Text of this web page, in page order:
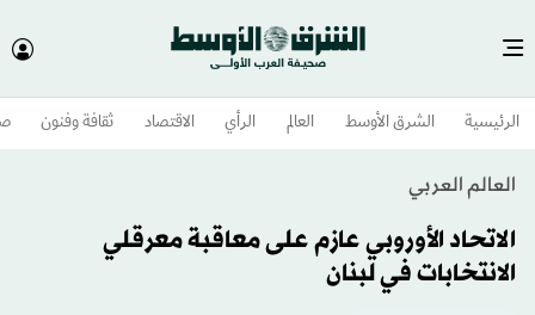
الرئيسية الشرق الأوسط​ العالم الرأي الاقتصاد ثقافة وفنون
العالم العربي
الاتحاد الأوروبي عازم على معاقبة معرقلي
الانتخابات في لبنان